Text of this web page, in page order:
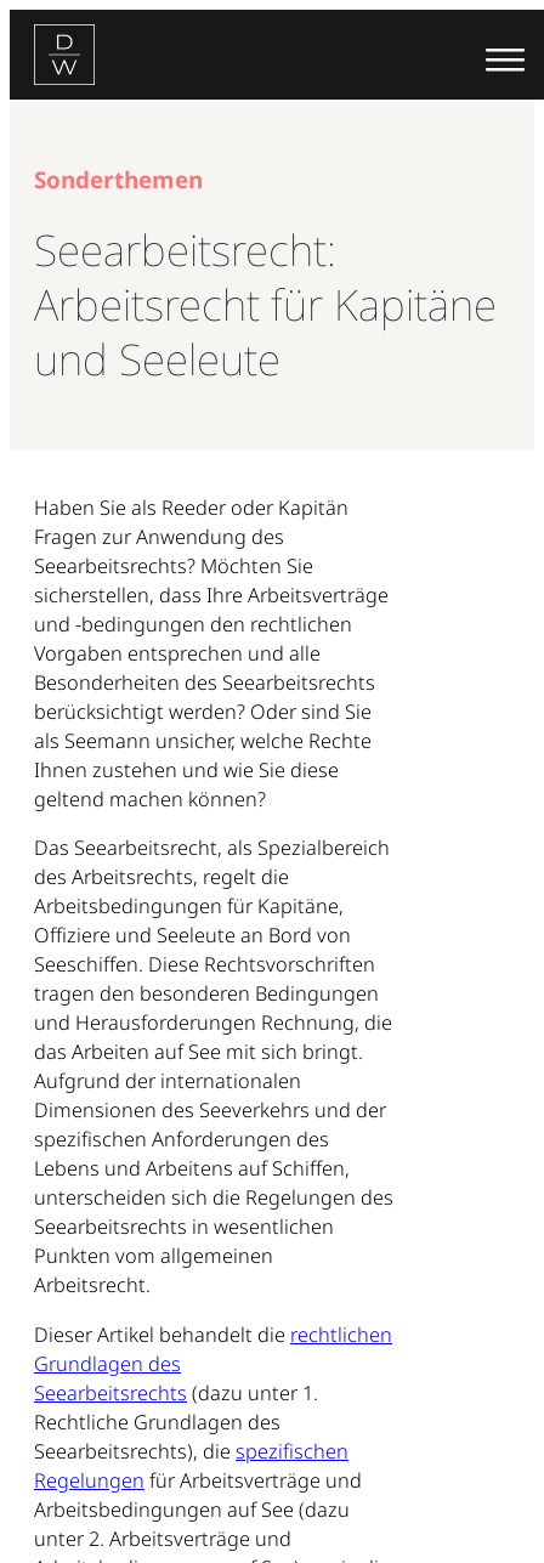
Zum
Inhalt
springen
Sonderthemen
Seearbeitsrecht:
Arbeitsrecht für Kapitäne
und Seeleute
Haben Sie als Reeder oder Kapitän
Fragen zur Anwendung des
Seearbeitsrechts? Möchten Sie
sicherstellen, dass Ihre Arbeitsverträge
und -bedingungen den rechtlichen
Vorgaben entsprechen und alle
Besonderheiten des Seearbeitsrechts
berücksichtigt werden? Oder sind Sie
als Seemann unsicher, welche Rechte
Ihnen zustehen und wie Sie diese
geltend machen können?
Das Seearbeitsrecht, als Spezialbereich
des Arbeitsrechts, regelt die
Arbeitsbedingungen für Kapitäne,
Offiziere und Seeleute an Bord von
Seeschiffen. Diese Rechtsvorschriften
tragen den besonderen Bedingungen
und Herausforderungen Rechnung, die
das Arbeiten auf See mit sich bringt.
Aufgrund der internationalen
Dimensionen des Seeverkehrs und der
spezifischen Anforderungen des
Lebens und Arbeitens auf Schiffen,
unterscheiden sich die Regelungen des
Seearbeitsrechts in wesentlichen
Punkten vom allgemeinen
Arbeitsrecht.
Dieser Artikel behandelt die rechtlichen
Grundlagen des
Seearbeitsrechts (dazu unter 1.
Rechtliche Grundlagen des
Seearbeitsrechts), die spezifischen
Regelungen für Arbeitsverträge und
Arbeitsbedingungen auf See (dazu
unter 2. Arbeitsverträge und